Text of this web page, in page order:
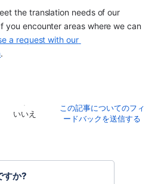
the translation needs of our
you encounter areas where we can
a request with our
.
いいえ
この記事についてのフィ
ードバックを送信する
すか?